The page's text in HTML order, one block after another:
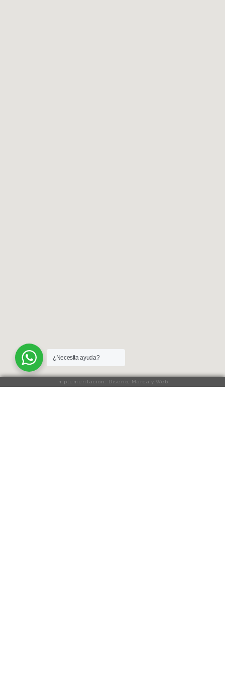
¿Necesita ayuda?
Implementación: Diseño, Marca y Web